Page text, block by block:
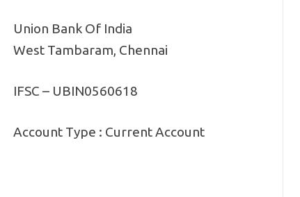
Union Bank Of India
West Tambaram, Chennai
IFSC – UBIN0560618
Account Type : Current Account